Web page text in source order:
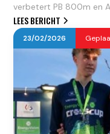
verbetert PB 800m en
LEES BERICHT
23/02/2026